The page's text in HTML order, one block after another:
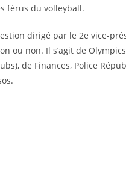
férus du volleyball.
dirigé par le 2e vice-
ou non. Il s’agit de
de Finances, Police